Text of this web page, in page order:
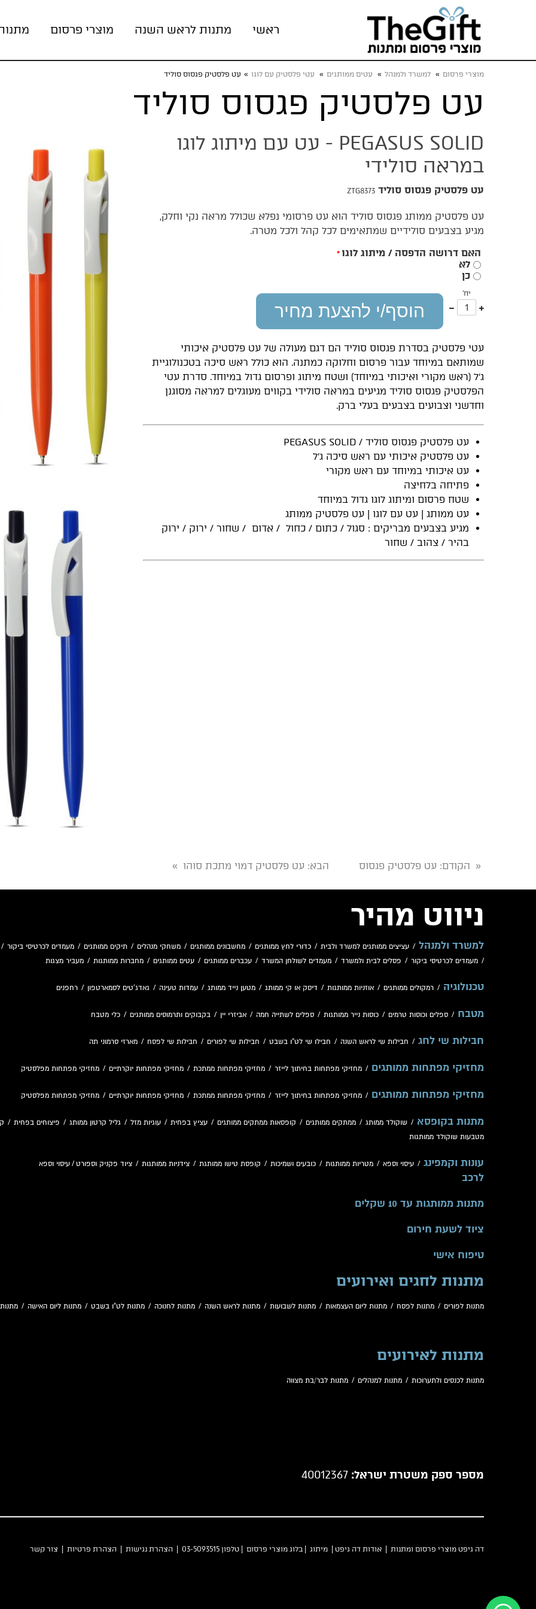
ראשי מתנות לראש השנה מוצרי פרסום
מוצרי פרסום » למשרד ולמנהל » עטים ממותגים » עטי פלסטיק עם לוגו » עט פלסטיק פגסוס סוליד
עט פלסטיק פגסוס סוליד
PEGASUS SOLID - עט עם מיתוג לוגו
במראה סולידי
עט פלסטיק פגסוס סוליד ZTG8373
עט פלסטיק ממותג פגסוס סוליד הוא עט פרסומי נפלא שכולל מראה נקי וחלק,
מגיע בצבעים סולידיים שמתאימים לכל קהל ולכל מטרה.
האם דרושה הדפסה / מיתוג לוגו *
לא
כן
יח'
עוד
אחד
הוסף/י להצעת מחיר
עטי פלסטיק בסדרת פגסוס סוליד הם דגם מעולה של עט פלסטיק איכותי
שמותאם במיוחד עבור פרסום וחלוקה כמתנה. הוא כולל ראש סיכה בטכנולוגיית
ג'ל (ראש מקורי ואיכותי במיוחד) ושטח מיתוג ופרסום גדול במיוחד. סדרת עטי
הפלסטיק פגסוס סוליד מגיעים במראה סולידי בקווים מעוגלים למראה מסוגנן
וחדשני וצבועים בצבעים בעלי ברק.
עט פלסטיק פגסוס סוליד / PEGASUS SOLID
עט פלסטיק איכותי עם ראש סיכה ג'ל
עט איכותי במיוחד עם ראש מקורי
פתיחה בלחיצה
שטח פרסום ומיתוג לוגו גדול במיוחד
עט ממותג | עט עם לוגו | עט פלסטיק ממותג
מגיע בצבעים מבריקים : סגול / כתום / כחול / אדום / שחור / ירוק / ירוק
בהיר / צהוב / שחור
« הקודם: עט פלסטיק פגסוס הבא: עט פלסטיק דמוי מתכת סוהו »
ניווט מהיר
למשרד ולמנהל / עציצים ממותגים למשרד ולבית / כדורי לחץ ממותגים / מחשבונים ממותגים / משחקי מנהלים / תיקים ממותגים / מעמדים לכרטיסי ביקור
/ מעמדים לכרטיסי ביקור / פסלים לבית ולמשרד / מעמדים לשולחן המשרד / עכברים ממותגים / עטים ממותגים / מחברות ממותגות / מעביר מצגות
טכנולוגיה / רמקולים ממותגים / אוזניות ממותגות / דיסק או קי ממותג / מטען נייד ממותג / עמדות טעינה / גאדג'טים לסמארטפון / רחפנים
מטבח / ספלים וכוסות טרמים / כוסות נייר ממותגות / ספלים לשתייה חמה / אביזרי יין / בקבוקים ותרמוסים ממותגים / כלי מטבח
חבילות שי לחג / חבילות שי לראש השנה / חבילו שי לט"ו בשבט / חבילות שי לפורים / חבילות שי לפסח / מארזי סרמוני תה
מחזיקי מפתחות ממותגים / מחזיקי מפתחות בחיתוך לייזר / מחזיקי מפתחות ממתכת / מחזיקי מפתחות יוקרתיים / מחזיקי מפתחות מפלסטיק
מחזיקי מפתחות ממותגים / מחזיקי מפתחות בחיתוך לייזר / מחזיקי מפתחות ממתכת / מחזיקי מפתחות יוקרתיים / מחזיקי מפתחות מפלסטיק
מתנות בקופסא / שוקולד ממותג / ממתקים ממותגים / קופסאות ממתקים ממותגים / עציץ בפחית / עוגיות מזל / גליל קרטון ממותג / פיצוחים בפחית /
מטבעות שוקולד ממותגות
עונות וקמפינג / עיסוי וספא / מטריות ממותגות / כובעים ושמיכות / קופסת טישו ממותגת / צידניות ממותגות / ציוד פקניק וספורט / עיסוי וספא
לרכב
מתנות ממותגות עד 10 שקלים
ציוד לשעת חירום
טיפוח אישי
מתנות לחגים ואירועים
מתנות לפורים / מתנות לפסח / מתנות ליום העצמאות / מתנות לשבועות / מתנות לראש השנה / מתנות לחנוכה / מתנות לט"ו בשבט / מתנות ליום האישה /
מתנות לאירועים
מתנות לכנסים ולתערוכות / מתנות למנהלים / מתנות לבר/בת מצווה
מספר ספק משטרת ישראל:
דה גיפט מוצרי פרסום ומתנות | אודות דה גיפט מיתוג בלוג מוצרי פרסום | טלפון 03-5093515 | הצהרת נגישות הצהרת פרטיות צור קשר